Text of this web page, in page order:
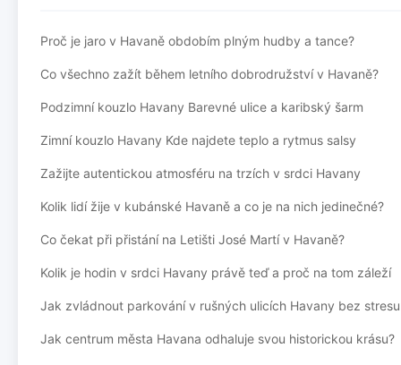
Proč je jaro v Havaně obdobím plným hudby a tance?
Co všechno zažít během letního dobrodružství v Havaně?
Podzimní kouzlo Havany Barevné ulice a karibský šarm
Zimní kouzlo Havany Kde najdete teplo a rytmus salsy
Zažijte autentickou atmosféru na trzích v srdci Havany
Kolik lidí žije v kubánské Havaně a co je na nich jedinečné?
Co čekat při přistání na Letišti José Martí v Havaně?
Kolik je hodin v srdci Havany právě teď a proč na tom záleží
Jak zvládnout parkování v rušných ulicích Havany bez stresu
Jak centrum města Havana odhaluje svou historickou krásu?